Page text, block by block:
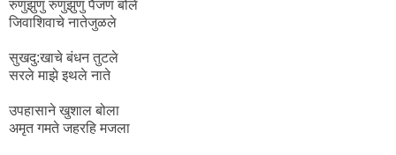
रुणुझुणु रुणुझुणु पैंजण बोले
जिवाशिवाचे नातेजुळले
सुखदु:खाचे बंधन तुटले
सरले माझे इथले नाते
उपहासाने खुशाल बोला
अमृत गमते जहरहि मजला